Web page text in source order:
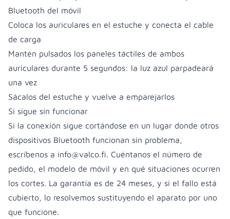
Bluetooth del móvil
Coloca los auriculares en el estuche y conecta el cable
de carga
Mantén pulsados los paneles táctiles de ambos
auriculares durante 5 segundos: la luz azul parpadeará
una vez
Sácalos del estuche y vuelve a emparejarlos
Si sigue sin funcionar
Si la conexión sigue cortándose en un lugar donde otros
dispositivos Bluetooth funcionan sin problema,
escríbenos a info@valco.fi. Cuéntanos el número de
pedido, el modelo de móvil y en qué situaciones ocurren
los cortes. La garantía es de 24 meses, y si el fallo está
cubierto, lo resolvemos sustituyendo el aparato por uno
que funcione.